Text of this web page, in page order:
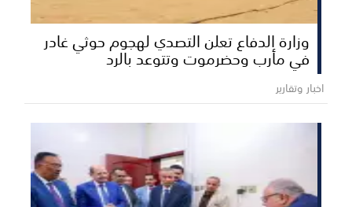
وزارة الدفاع تعلن التصدي لهجوم حوثي غادر
في مأرب وحضرموت وتتوعد بالرد
اخبار وتقارير